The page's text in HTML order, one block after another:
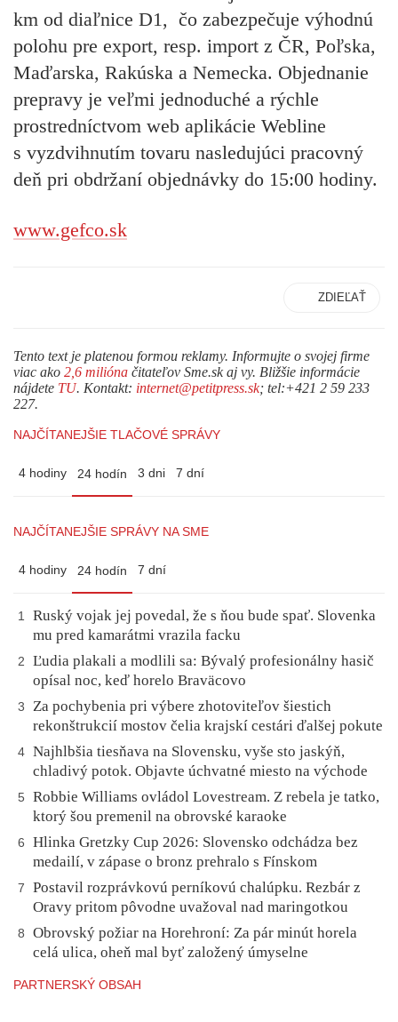
km od diaľnice D1, čo zabezpečuje výhodnú
polohu pre export, resp. import z ČR, Poľska,
Maďarska, Rakúska a Nemecka. Objednanie
prepravy je veľmi jednoduché a rýchle
prostredníctvom web aplikácie Webline
s vyzdvihnutím tovaru nasledujúci pracovný
deň pri obdržaní objednávky do 15:00 hodiny.
www.gefco.sk
ZDIEĽAŤ
Tento text je platenou formou reklamy. Informujte o svojej firme
viac ako 2,6 milióna čitateľov Sme.sk aj vy. Bližšie informácie
nájdete TU. Kontakt: internet@petitpress.sk; tel:+421 2 59 233
227.
NAJČÍTANEJŠIE TLAČOVÉ SPRÁVY
4 hodiny 24 hodín 3 dni 7 dní
NAJČÍTANEJŠIE SPRÁVY NA SME
4 hodiny 24 hodín 7 dní
1
Ruský vojak jej povedal, že s ňou bude spať. Slovenka
mu pred kamarátmi vrazila facku
2
Ľudia plakali a modlili sa: Bývalý profesionálny hasič
opísal noc, keď horelo Braväcovo
3
Za pochybenia pri výbere zhotoviteľov šiestich
rekonštrukcií mostov čelia krajskí cestári ďalšej pokute
4 Najhlbšia tiesňava na Slovensku, vyše sto jaskýň,
chladivý potok. Objavte úchvatné miesto na východe
5
Robbie Williams ovládol Lovestream. Z rebela je tatko,
ktorý šou premenil na obrovské karaoke
6
Hlinka Gretzky Cup 2026: Slovensko odchádza bez
medailí, v zápase o bronz prehralo s Fínskom
7
Postavil rozprávkovú perníkovú chalúpku. Rezbár z
Oravy pritom pôvodne uvažoval nad maringotkou
8
Obrovský požiar na Horehroní: Za pár minút horela
celá ulica, oheň mal byť založený úmyselne
PARTNERSKÝ OBSAH